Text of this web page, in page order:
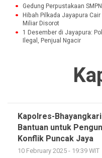
Gedung Perpustakaan
Hibah Pilkada Jayapura
Miliar Disorot
1 Desember di Jayapura:
Ilegal, Penjual Ngacir
Kapolres-
Bantuan untuk
Konflik Puncak Jaya
10 February 2025 - 19:39 WIT